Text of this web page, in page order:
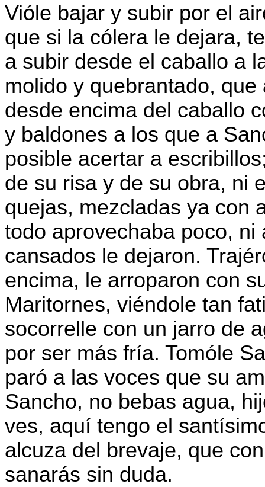
Vióle bajar y subir por el
que si la cólera le dejara,
a subir desde el caballo a
molido y quebrantado,
desde encima del caballo
y baldones a los que a
posible acertar a
de su risa y de su obra, ni
quejas, mezcladas ya con
todo aprovechaba poco,
cansados le dejaron.
encima, le arroparon con
Maritornes, viéndole tan
socorrelle con un jarro de
por ser más fría. Tomóle
paró a las voces que su
Sancho, no bebas agua,
ves, aquí tengo el
alcuza del brevaje, que
sanarás sin duda.